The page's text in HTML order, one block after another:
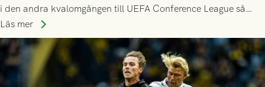
i den andra kvalomgången till UEFA Conference League så
spelas den tredje kvalomgången kort därpå. Motståndare blir
då vinnaren i mötet mellan isländska Valur och HŠK Zrinjski
Mostar från Bosnien och Hercegovina.
Läs mer